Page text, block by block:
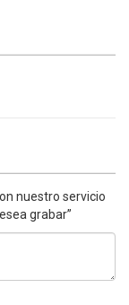
nuestro servicio
grabar”